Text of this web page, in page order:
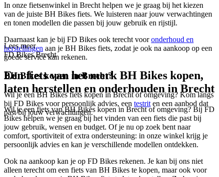
In onze fietsenwinkel in Brecht helpen we je graag bij het kiezen
van de juiste BH Bikes fiets. We luisteren naar jouw verwachtingen
en tonen modellen die passen bij jouw gebruik en rijstijl.
Daarnaast kan je bij FD Bikes ook terecht vooronderhoud en
herstellingen aan je BH Bikes fiets, zodat je ook na aankoop op een
goede service kan rekenen.
BH Bikes kopen in Brecht?
Wil je een BH Bikes fiets kopen in Brecht of omgeving? Kom langs
bij FD Bikes voor persoonlijk advies, een testrit en een aanbod dat
past bij jouw verwachtingen.
Lees meer
FD Bikes Brecht
Een fiets van het merk BH Bikes kopen,
laten herstellen en onderhouden in Brecht
Wil je een fiets van BH Bikes kopen in Brecht of omgeving? Bij FD
Bikes helpen we je graag bij het vinden van een fiets die past bij
jouw gebruik, wensen en budget. Of je nu op zoek bent naar
comfort, sportiviteit of extra ondersteuning: in onze winkel krijg je
persoonlijk advies en kan je verschillende modellen ontdekken.
Ook na aankoop kan je op FD Bikes rekenen. Je kan bij ons niet
alleen terecht om een fiets van BH Bikes te kopen, maar ook voor